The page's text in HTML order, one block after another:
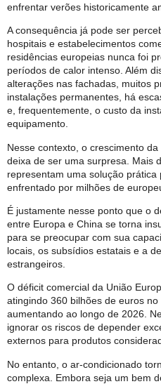
enfrentar verões historicamente
A consequência já pode ser
hospitais e estabelecimentos
residências europeias nunca foi
períodos de calor intenso. Além
alterações nas fachadas, muitos
instalações permanentes, há
e, frequentemente, o custo da
equipamento.
Nesse contexto, o crescimento
deixa de ser uma surpresa. Mais
representam uma solução
enfrentado por milhões de
É justamente nesse ponto que o
entre Europa e China se torna
para se preocupar com sua
locais, os subsídios estatais e a
estrangeiros.
O déficit comercial da União
atingindo 360 bilhões de euros
aumentando ao longo de 2026.
ignorar os riscos de depender
externos para produtos
No entanto, o ar-condicionado
complexa. Embora seja um bem